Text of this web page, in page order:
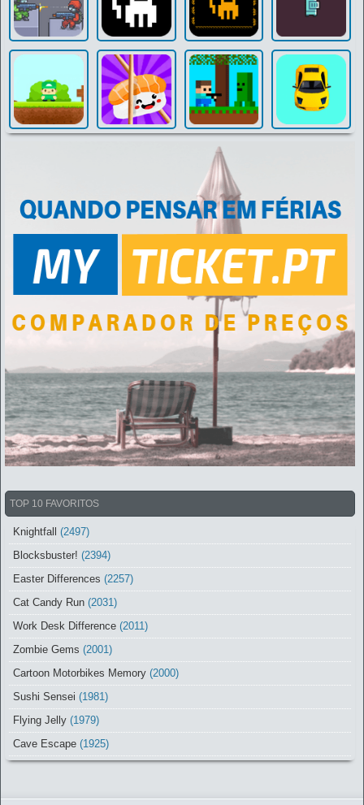
TOP 10 FAVORITOS
Knightfall (2497)
Blocksbuster! (2394)
Easter Differences (2257)
Cat Candy Run (2031)
Work Desk Difference (2011)
Zombie Gems (2001)
Cartoon Motorbikes Memory (2000)
Sushi Sensei (1981)
Flying Jelly (1979)
Cave Escape (1925)